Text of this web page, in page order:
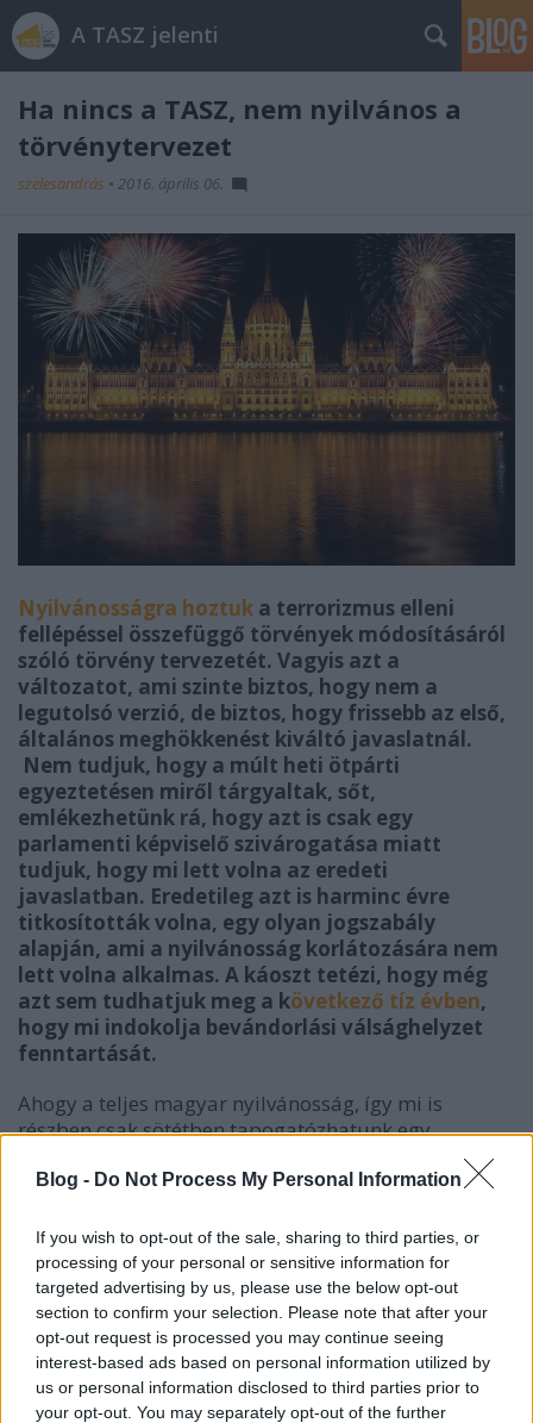
Blog - Do Not Process My Personal Information
If you wish to opt-out of the sale, sharing to third parties, or
processing of your personal or sensitive information for
targeted advertising by us, please use the below opt-out
section to confirm your selection. Please note that after your
opt-out request is processed you may continue seeing
interest-based ads based on personal information utilized by
us or personal information disclosed to third parties prior to
your opt-out. You may separately opt-out of the further
A TASZ jelenti
Ha nincs a TASZ, nem nyilvános a
törvénytervezet
szelesandrás • 2016. április 06.
Nyilvánosságra hoztuk a terrorizmus elleni
fellépéssel összefüggő törvények módosításáról
szóló törvény tervezetét. Vagyis azt a
változatot, ami szinte biztos, hogy nem a
legutolsó verzió, de biztos, hogy frissebb az első,
általános meghökkenést kiváltó javaslatnál.
Nem tudjuk, hogy a múlt heti ötpárti
egyeztetésen miről tárgyaltak, sőt,
emlékezhetünk rá, hogy azt is csak egy
parlamenti képviselő szivárogatása miatt
tudjuk, hogy mi lett volna az eredeti
javaslatban. Eredetileg azt is harminc évre
titkosították volna, egy olyan jogszabály
alapján, ami a nyilvánosság korlátozására nem
lett volna alkalmas. A káoszt tetézi, hogy még
azt sem tudhatjuk meg a következő tíz évben,
hogy mi indokolja bevándorlási válsághelyzet
fenntartását.
Ahogy a teljes magyar nyilvánosság, így mi is
részben csak sötétben tapogatózhatunk egy
törvényjavaslattal kapcsolatban, ami olyan alapvető
jogkorlátozásokat tartalmaz, ami mindannyiunk
életszerű helyzetben mindennek nem így kéne lenni.
Mégis naivitás kell ahhoz, hogy a parlamenti
beterjesztés előtt széles körű társadalmi vitát, akár
szakmai egyeztetéseket reméljünk. Pedig ennek
ekkor lenne meg a helye és az ideje, hiszen egy már
beterjesztett törvényjavaslat esetében erre elenyésző
az esély.